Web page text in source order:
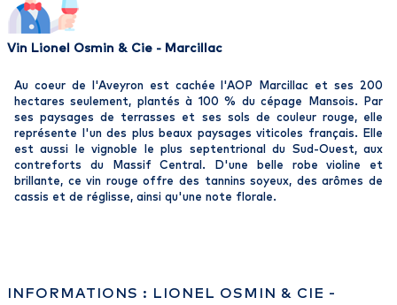
Vin Lionel Osmin & Cie - Marcillac
Au coeur de l'Aveyron est cachée l'AOP Marcillac et ses 200
hectares seulement, plantés à 100 % du cépage Mansois. Par
ses paysages de terrasses et ses sols de couleur rouge, elle
représente l'un des plus beaux paysages viticoles français. Elle
est aussi le vignoble le plus septentrional du Sud-Ouest, aux
contreforts du Massif Central. D'une belle robe violine et
brillante, ce vin rouge offre des tannins soyeux, des arômes de
cassis et de réglisse, ainsi qu'une note florale.
INFORMATIONS : LIONEL OSMIN & CIE -